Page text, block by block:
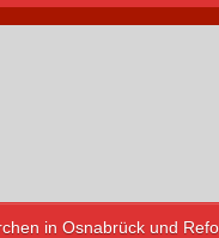
in Osnabrück und